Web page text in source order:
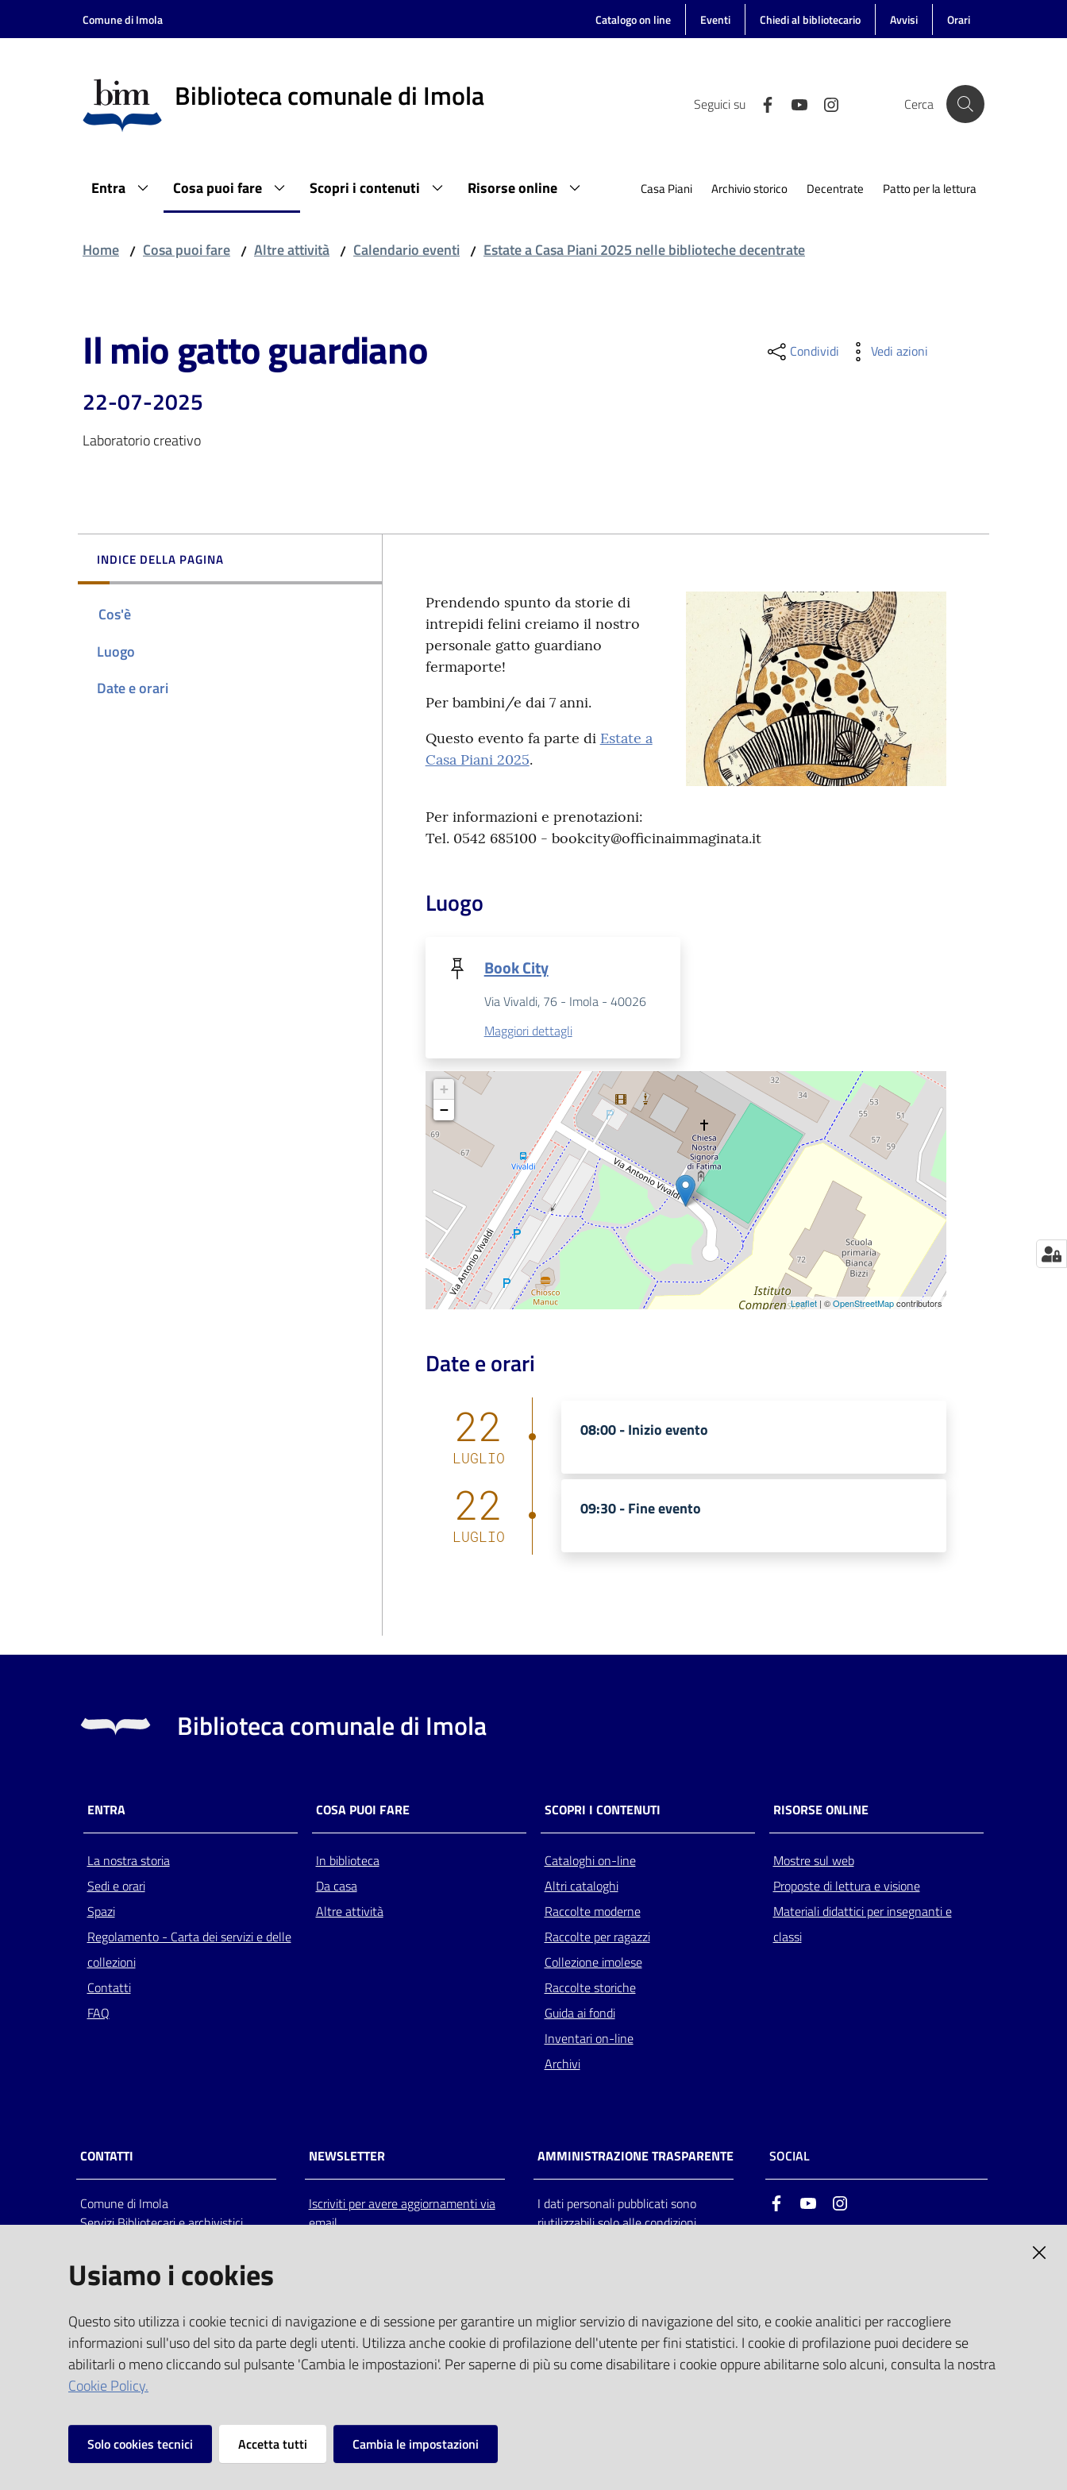
Vai al contenuto
Vai alla navigazione
Comune di Imola Catalogo on line Eventi Chiedi al bibliotecario Avvisi Orari
Biblioteca comunale di Imola Seguici su Cerca
Entra Cosa puoi fare Scopri i contenuti Risorse online Casa Piani Archivio storico Decentrate Patto per la lettura
Home / Cosa puoi fare / Altre attività / Calendario eventi / Estate a Casa Piani 2025 nelle biblioteche decentrate
Il mio gatto guardiano
22-07-2025
Laboratorio creativo
Condividi Vedi azioni
INDICE DELLA PAGINA
Cos'è
Luogo
Date e orari
Prendendo spunto da storie di
intrepidi felini creiamo il nostro
personale gatto guardiano
fermaporte!
Per bambini/e dai 7 anni.
Questo evento fa parte di Estate a
Casa Piani 2025.
Per informazioni e prenotazioni:
Tel. 0542 685100 - bookcity@officinaimmaginata.it
Luogo
Book City
Via Vivaldi, 76 - Imola - 40026
Maggiori dettagli
+
−
Leaflet| ©OpenStreetMapcontributors
Date e orari
22
LUGLIO
08:00 -Inizio evento
22
LUGLIO
09:30 -Fine evento
Biblioteca comunale di Imola
ENTRA
La nostra storia
Sedi e orari
Spazi
Regolamento - Carta dei servizi e delle
collezioni
Contatti
FAQ
COSA PUOI FARE
In biblioteca
Da casa
Altre attività
SCOPRI I CONTENUTI
Cataloghi on-line
Altri cataloghi
Raccolte moderne
Raccolte per ragazzi
Collezione imolese
Raccolte storiche
Guida ai fondi
Inventari on-line
Archivi
RISORSE ONLINE
Mostre sul web
Proposte di lettura e visione
Materiali didattici per insegnanti e
classi
CONTATTI
Comune di Imola
Servizi Bibliotecari e archivistici
Italia
centralino: tel 0542.6026.36 fax
bim@comune.imola.bo.it
PEC
comune.imola@cert.provincia.bo.it
P.IVA 00523381200
C.F. 00794470377
NEWSLETTER
Iscriviti per avere aggiornamenti via
email
AMMINISTRAZIONE TRASPARENTE
I dati personali pubblicati sono
riutilizzabili solo alle condizioni
SOCIAL
FacebookYoutube
Vai alla pagina
Usiamo i cookies
Questo sito utilizza i cookie tecnici di navigazione e di sessione per garantire un miglior servizio di navigazione del sito, e cookie analitici per raccogliere
informazioni sull'uso del sito da parte degli utenti. Utilizza anche cookie di profilazione dell'utente per fini statistici. I cookie di profilazione puoi decidere se
abilitarli o meno cliccando sul pulsante 'Cambia le impostazioni'. Per saperne di più su come disabilitare i cookie oppure abilitarne solo alcuni, consulta la nostra
Cookie Policy.
Solo cookies tecnici Accetta tutti Cambia le impostazioni